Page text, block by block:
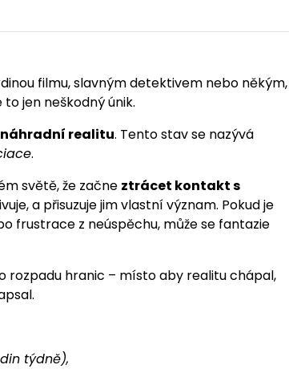
filmu, slavným detektivem nebo někým,
jen neškodný únik.
realitu. Tento stav se nazývá
.
světě, že začne ztrácet kontakt s
a přisuzuje jim vlastní význam. Pokud je
frustrace z neúspěchu, může se fantazie
hranic – místo aby realitu chápal,
týdně),